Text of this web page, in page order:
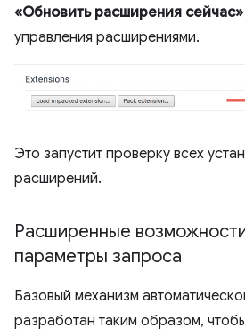
«Обновить расширения сейчас»
управления расширениями.
Это запустит проверку всех
расширений.
Расширенные
параметры запроса
Базовый механизм
разработан таким образом,